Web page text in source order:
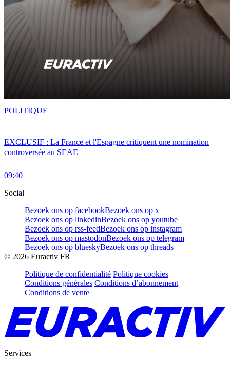
EXCLUSIF : La France et l'Espagne critiquent une nomination
controversée au SEAE
09:40
POLITIQUE
Social
Bezoek ons op facebookBezoek ons op x
Bezoek ons op linkedinBezoek ons op youtube
Bezoek ons op rss-feedBezoek ons op instagram
Bezoek ons op mastodonBezoek ons op telegram
Bezoek ons op blueskyBezoek ons op threads
© 2026 Euractiv FR
Politique de confidentialité Politique cookies
Conditions générales Conditions d’abonnement
Conditions de vente
Services